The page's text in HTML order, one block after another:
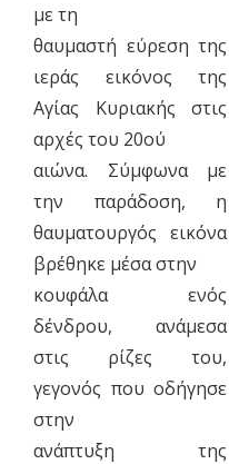
με τη
θαυμαστή εύρεση της
ιεράς εικόνος της
Αγίας Κυριακής στις
αρχές του 20ού
αιώνα. Σύμφωνα με
την παράδοση, η
θαυματουργός εικόνα
βρέθηκε μέσα στην
κουφάλα ενός
δένδρου, ανάμεσα
στις ρίζες του,
γεγονός που οδήγησε
στην
ανάπτυξη της